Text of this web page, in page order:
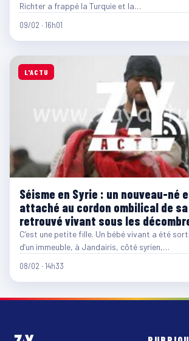
Richter a frappé la Turquie et la…
09/02 · 16h01
L'ACTU
Séisme en Syrie : un nouveau-né
attaché au cordon ombilical de sa
retrouvé vivant sous les
C’est une petite fille. Un bébé vivant a été
d’un immeuble, à Jandairis, côté syrien,…
08/02 · 14h33